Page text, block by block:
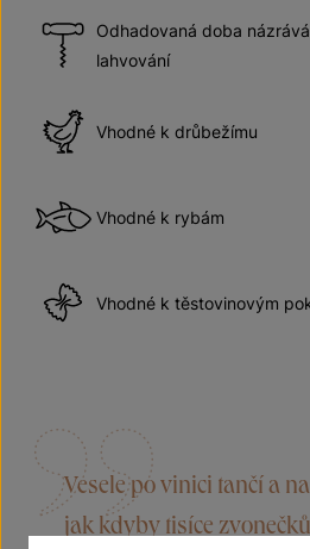
Odhadovaná doba
lahvování
Vhodné k drůbežímu
Vhodné k rybám
Vhodné k těstovinovým
Vesele po vinici tančí a
jak kdyby tisíce